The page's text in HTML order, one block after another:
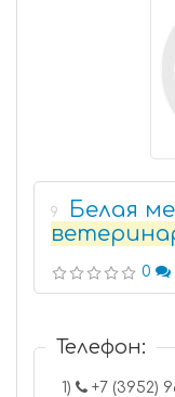
9
Белая
0
Телефон:
1)
+7